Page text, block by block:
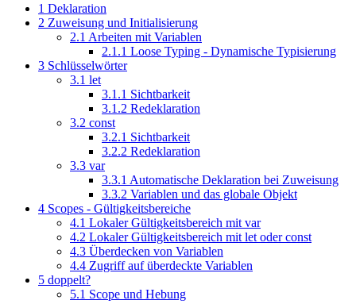
1 Deklaration
2 Zuweisung und Initialisierung
2.1 Arbeiten mit Variablen
2.1.1 Loose Typing - Dynamische Typisierung
3 Schlüsselwörter
3.1 let
3.1.1 Sichtbarkeit
3.1.2 Redeklaration
3.2 const
3.2.1 Sichtbarkeit
3.2.2 Redeklaration
3.3 var
3.3.1 Automatische Deklaration bei Zuweisung
3.3.2 Variablen und das globale Objekt
4 Scopes - Gültigkeitsbereiche
4.1 Lokaler Gültigkeitsbereich mit var
4.2 Lokaler Gültigkeitsbereich mit let oder const
4.3 Überdecken von Variablen
4.4 Zugriff auf überdeckte Variablen
5 doppelt?
5.1 Scope und Hebung